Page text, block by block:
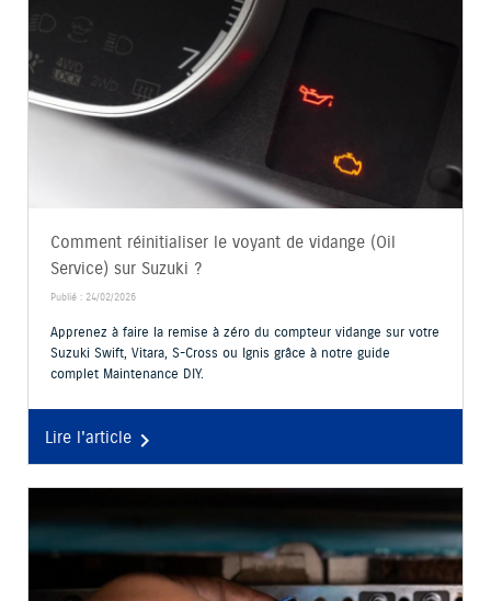
Comment réinitialiser le voyant de vidange (Oil
Service) sur Suzuki ?
Publié : 24/02/2026
Apprenez à faire la remise à zéro du compteur vidange sur votre
Suzuki Swift, Vitara, S-Cross ou Ignis grâce à notre guide
complet Maintenance DIY.
Lire l'article 